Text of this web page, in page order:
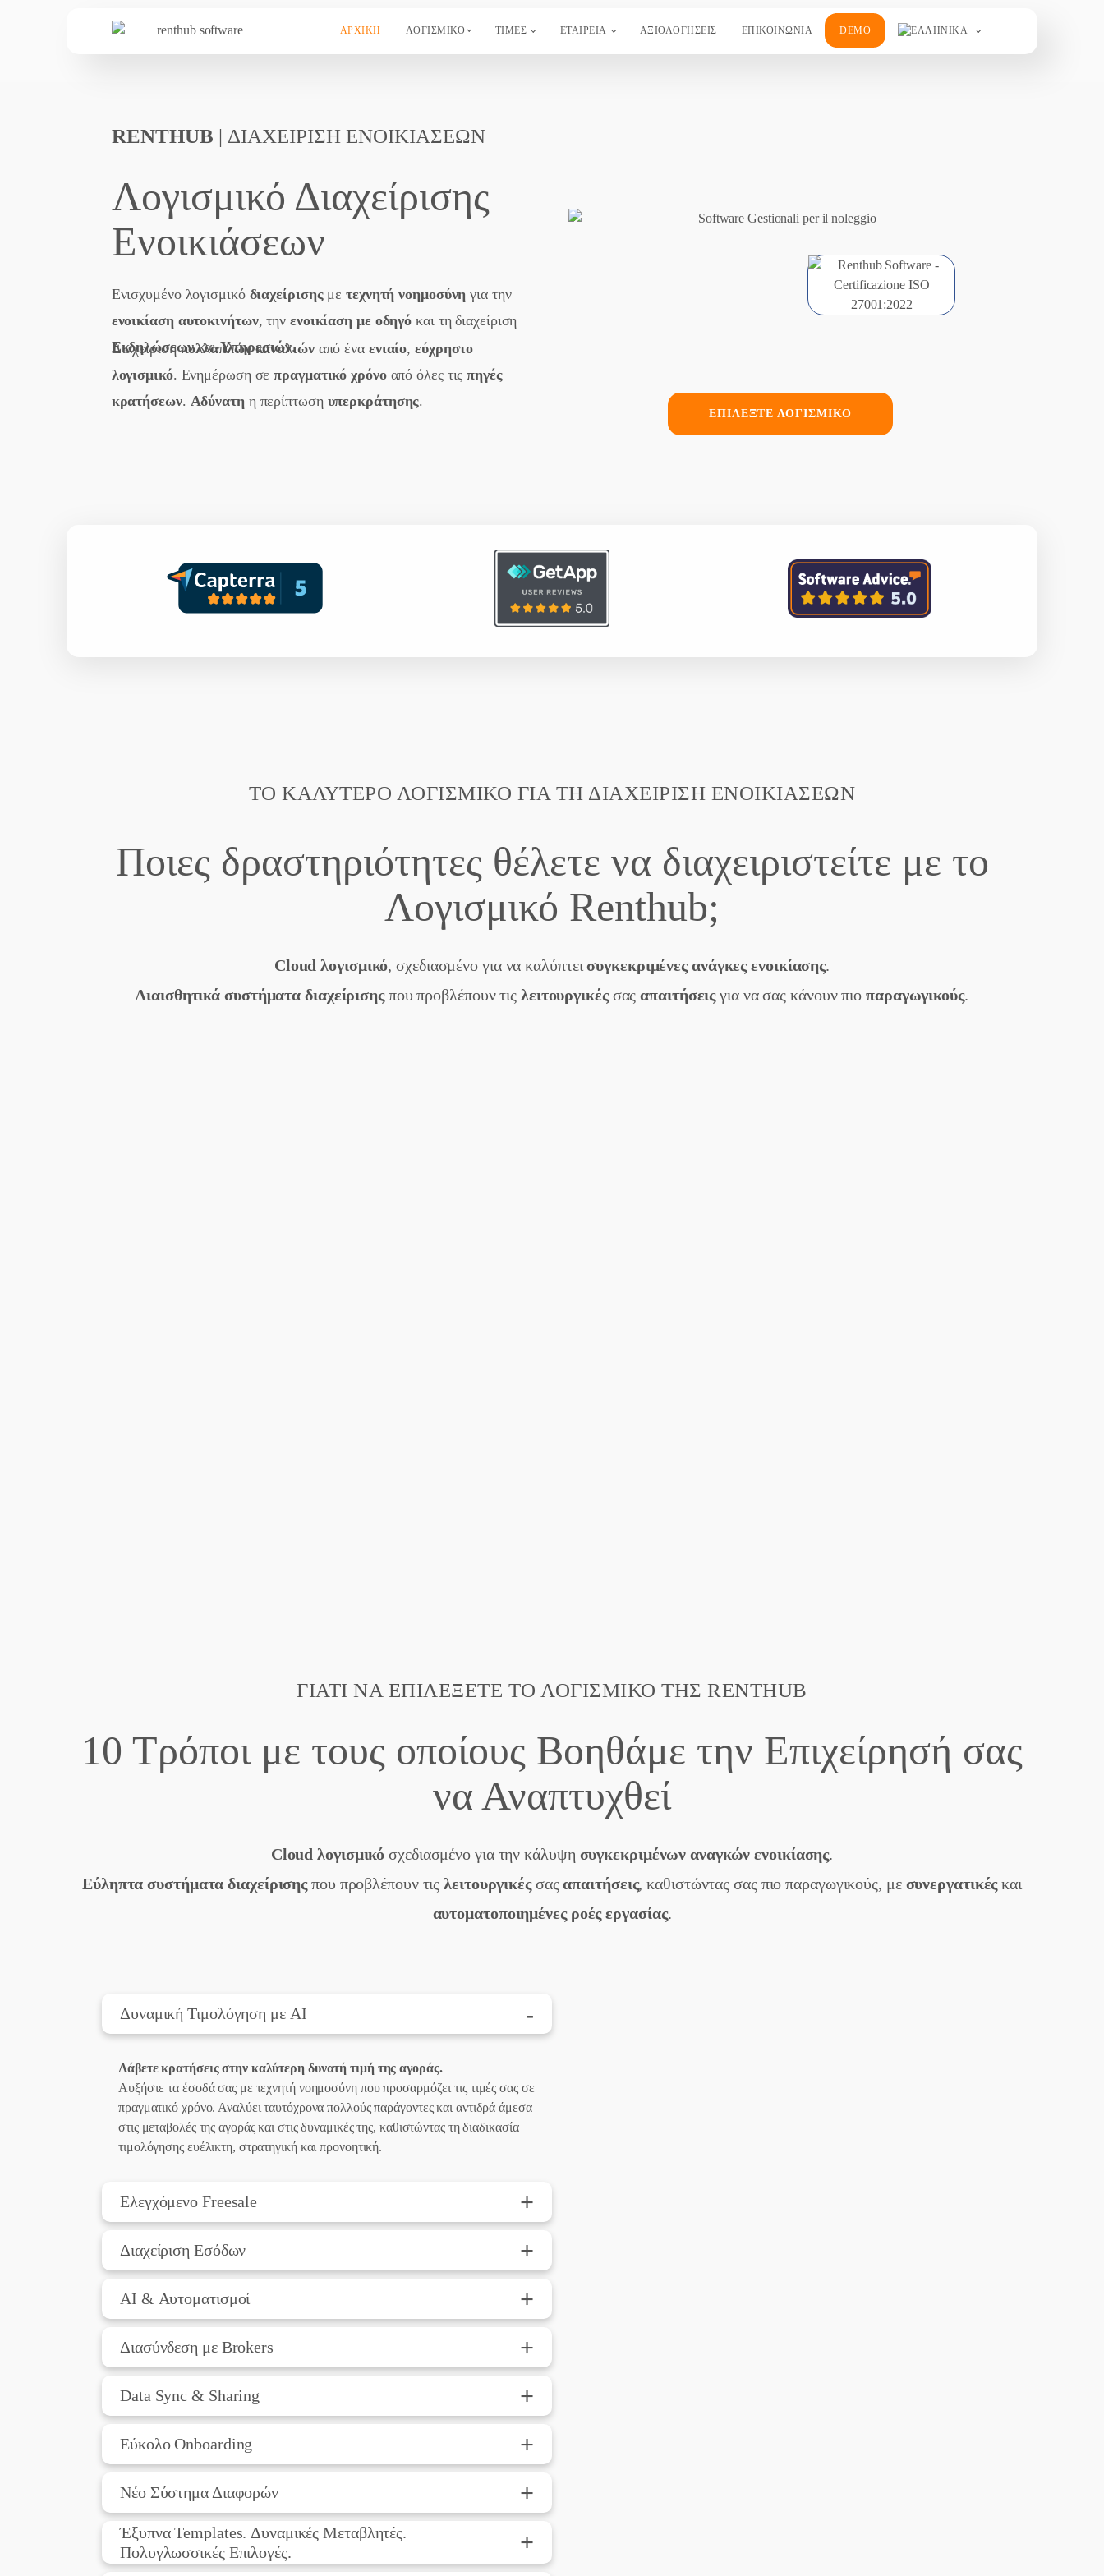
ΑΡΧΙΚΗ ΛΟΓΙΣΜΙΚΟ ΤΙΜΕΣ ΕΤΑΙΡΕΙΑ ΑΞΙΟΛΟΓΉΣΕΙΣ ΕΠΙΚΟΙΝΩΝΙΑ DEMO
RENTHUB | ΔΙΑΧΕΙΡΙΣΗ ΕΝΟΙΚΙΑΣΕΩΝ
Λογισμικό Διαχείρισης
Ενοικιάσεων
Ενισχυμένο λογισμικό διαχείρισης μετεχνητή νοημοσύνηγια την
ενοικίαση αυτοκινήτων, την ενοικίαση με οδηγόκαι τη διαχείριση
ΕκδηλώσεωνκαιΥπηρεσιών.
Διαχείρισηπολλαπλών καναλιών από ένα ενιαίο,εύχρηστο
λογισμικό. Ενημέρωση σεπραγματικό χρόνοαπό όλες τιςπηγές
κρατήσεων. Αδύνατη η περίπτωση υπερκράτησης.
ΕΠΙΛΕΞΤΕ ΛΟΓΙΣΜΙΚΟ
ΤΟ ΚΑΛΎΤΕΡΟ ΛΟΓΙΣΜΙΚΌ ΓΙΑ ΤΗ ΔΙΑΧΕΊΡΙΣΗ ΕΝΟΙΚΙΆΣΕΩΝ
Ποιες δραστηριότητες θέλετε να διαχειριστείτε με το
Λογισμικό Renthub;
Cloud λογισμικό, σχεδιασμένο για να καλύπτεισυγκεκριμένες ανάγκες ενοικίασης.
Διαισθητικά συστήματα διαχείρισηςπου προβλέπουν τις λειτουργικέςσαςαπαιτήσειςγια να σας κάνουν πιο παραγωγικούς.
ΓΙΑΤΊ ΝΑ ΕΠΙΛΈΞΕΤΕ ΤΟ ΛΟΓΙΣΜΙΚΟ ΤΗΣ RENTHUB
10 Τρόποι με τους οποίους Βοηθάμε την Επιχείρησή σας
να Αναπτυχθεί
Cloud λογισμικόσχεδιασμένο για την κάλυψη συγκεκριμένων αναγκών ενοικίασης.
Εύληπτα συστήματα διαχείρισηςπου προβλέπουν τιςλειτουργικέςσαςαπαιτήσεις, καθιστώντας σας πιο παραγωγικούς, με συνεργατικέςκαι
αυτοματοποιημένες ροές εργασίας.
Δυναμική Τιμολόγηση με AI -
Λάβετε κρατήσεις στην καλύτερη δυνατή τιμή της αγοράς.
Αυξήστε τα έσοδά σας με τεχνητή νοημοσύνη που προσαρμόζει τις τιμές σας σε
πραγματικό χρόνο. Αναλύει ταυτόχρονα πολλούς παράγοντες και αντιδρά άμεσα
στις μεταβολές της αγοράς και στις δυναμικές της, καθιστώντας τη διαδικασία
τιμολόγησης ευέλικτη, στρατηγική και προνοητική.
Ελεγχόμενο Freesale +
Διαχείριση Εσόδων +
AI & Αυτοματισμοί +
Διασύνδεση με Brokers +
Data Sync & Sharing +
Εύκολο Onboarding +
Νέο Σύστημα Διαφορών +
Έξυπνα Templates. Δυναμικές Μεταβλητές.
Πολυγλωσσικές Επιλογές.
+